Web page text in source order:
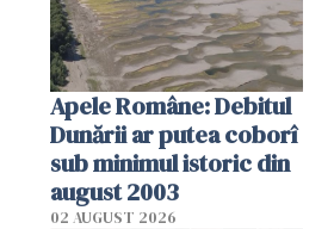
Apele Române: Debitul
Dunării ar putea coborî
sub minimul istoric din
august 2003
02 AUGUST 2026